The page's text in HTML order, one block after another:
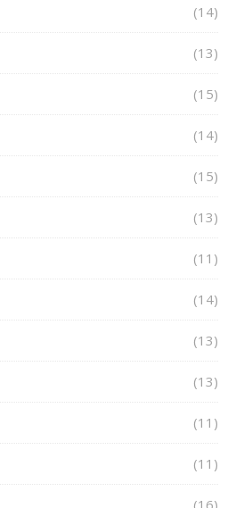
(14)
(13)
(15)
(14)
(15)
(13)
(11)
(14)
(13)
(13)
(11)
(11)
(16)